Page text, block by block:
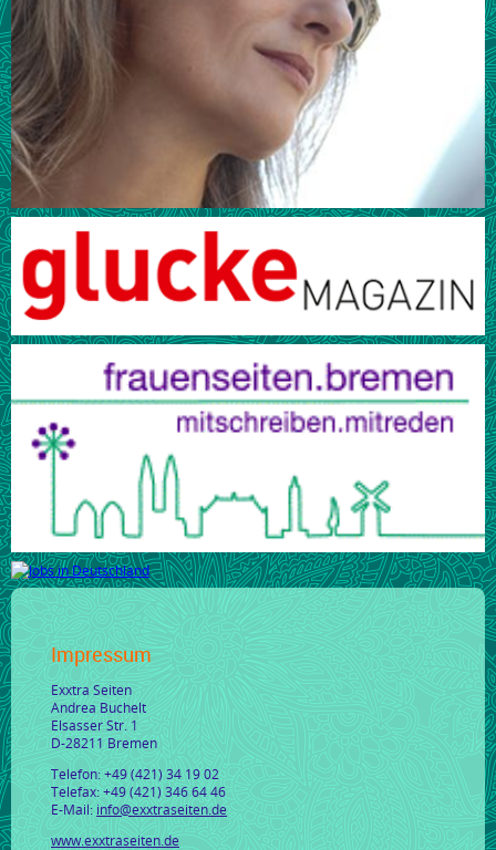
Impressum
Exxtra Seiten
Andrea Buchelt
Elsasser Str. 1
D-28211 Bremen
Telefon: +49 (421) 34 19 02
Telefax: +49 (421) 346 64 46
E-Mail: info@exxtraseiten.de
www.exxtraseiten.de